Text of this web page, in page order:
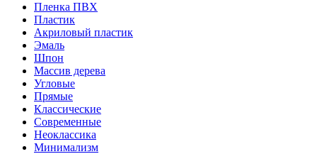
Пленка ПВХ
Пластик
Акриловый пластик
Эмаль
Шпон
Массив дерева
Угловые
Прямые
Классические
Современные
Неоклассика
Минимализм